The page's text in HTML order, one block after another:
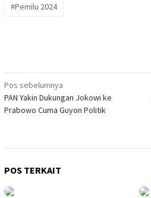
#Pemilu 2024
Navigasi
pos
Pos sebelumnya
PAN Yakin Dukungan Jokowi ke
Prabowo Cuma Guyon Politik
POS TERKAIT